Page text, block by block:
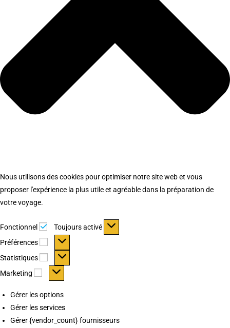
Nous utilisons des cookies pour optimiser notre site web et vous
proposer l'expérience la plus utile et agréable dans la préparation de
votre voyage.
Fonctionnel Fonctionnel
Toujours activé
Préférences
Préférences
Statistiques Statistiques
Marketing Marketing
Gérer les options
Gérer les services
Gérer {vendor_count} fournisseurs